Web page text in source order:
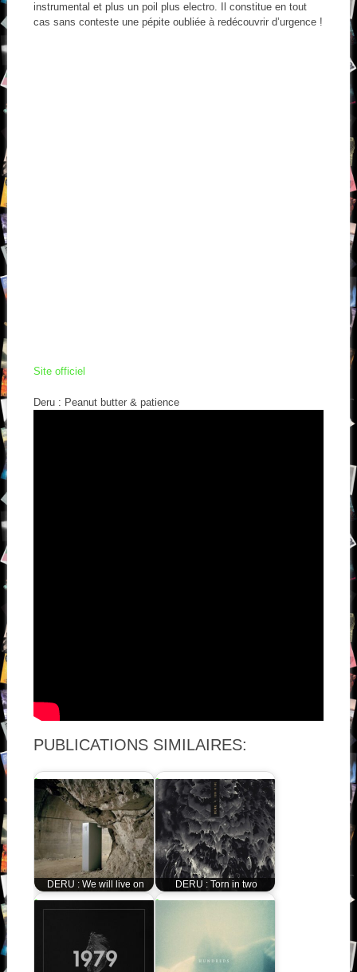
instrumental et plus un poil plus electro. Il constitue en tout
cas sans conteste une pépite oubliée à redécouvrir d’urgence !
Site officiel
Deru : Peanut butter & patience
PUBLICATIONS SIMILAIRES:
DERU : We will live on DERU : Torn in two